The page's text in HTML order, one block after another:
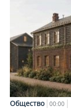
Общество 00:00